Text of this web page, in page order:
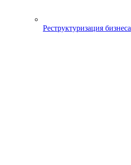
Реструктуризация бизнеса